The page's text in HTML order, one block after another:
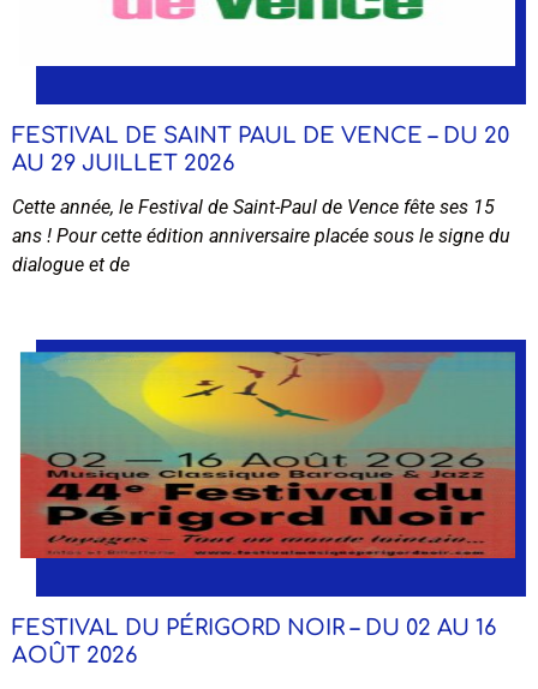
FESTIVAL DE SAINT PAUL DE VENCE – DU 20
AU 29 JUILLET 2026
Cette année, le Festival de Saint-Paul de Vence fête ses 15
ans ! Pour cette édition anniversaire placée sous le signe du
dialogue et de
FESTIVAL DU PÉRIGORD NOIR – DU 02 AU 16
AOÛT 2026